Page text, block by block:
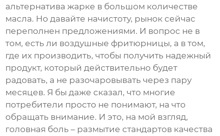
альтернатива жарке в большом количестве
масла. Но давайте начистоту, рынок сейчас
переполнен предложениями. И вопрос не в
том, есть ли воздушные фритюрницы, а в том,
где их производить, чтобы получить надежный
продукт, который действительно будет
радовать, а не разочаровывать через пару
месяцев. Я бы даже сказал, что многие
потребители просто не понимают, на что
обращать внимание. И это, на мой взгляд,
головная боль – размытие стандартов качества